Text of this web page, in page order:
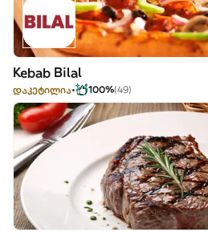
Kebab Bilal
დაკეტილია 100%(49)